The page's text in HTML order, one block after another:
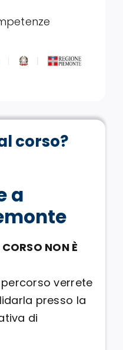
corso?
a
NON È
verrete
presso la
di